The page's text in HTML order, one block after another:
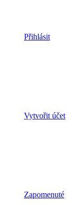
Přihlásit
Vytvořit účet
Zapomenuté